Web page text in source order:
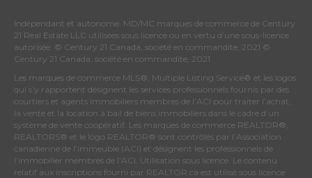
Indépendant et autonome. MD/MC marques de commerce de Century
21 Real Estate LLC utilisées sous licence ou en vertu d’une sous-licence
autorisée. © Century 21 Canada, société en commandite, 2021 ©
Century 21 Canada, société en commandite, 2021
Les marques de commerce MLS®, Multiple Listing Service® et les logos
qui s’y rapportent désignent les services professionnels fournis par des
courtiers et agents immobiliers membres de l’ACI pour traiter l’achat,
la vente et la location à bail de biens immobiliers dans le cadre d’un
système de vente coopératif. Les marques de commerce REALTOR®,
REALTORS® et le logo REALTOR® sont contrôlés par l’Association
canadienne de l’immeuble (ACI) et désignent les professionnels de
l’immobilier membres de l’ACI. Utilisation sous licence. Le contenu
relatif aux inscriptions fourni par REALTOR.ca est utilisé sous licence